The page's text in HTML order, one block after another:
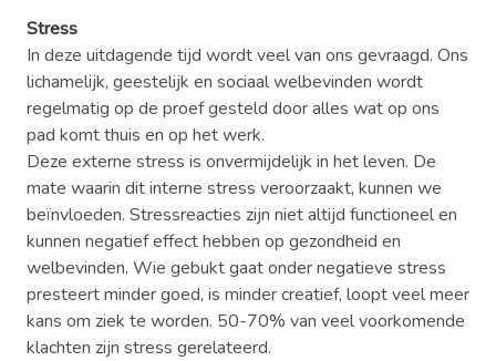
Stress
In deze uitdagende tijd wordt veel van ons gevraagd. Ons
lichamelijk, geestelijk en sociaal welbevinden wordt
regelmatig op de proef gesteld door alles wat op ons
pad komt thuis en op het werk.
Deze externe stress is onvermijdelijk in het leven. De
mate waarin dit interne stress veroorzaakt, kunnen we
beïnvloeden. Stressreacties zijn niet altijd functioneel en
kunnen negatief effect hebben op gezondheid en
welbevinden. Wie gebukt gaat onder negatieve stress
presteert minder goed, is minder creatief, loopt veel meer
kans om ziek te worden. 50-70% van veel voorkomende
klachten zijn stress gerelateerd.